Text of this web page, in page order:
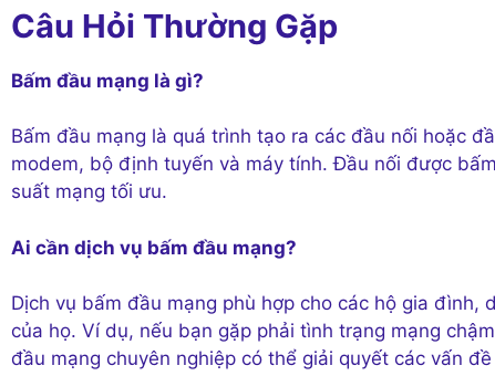
Câu Hỏi Thường Gặp
Bấm đầu mạng là gì?
Bấm đầu mạng là quá trình tạo ra các đầu nối hoặc
modem, bộ định tuyến và máy tính. Đầu nối được
suất mạng tối ưu.
Ai cần dịch vụ bấm đầu mạng?
Dịch vụ bấm đầu mạng phù hợp cho các hộ gia
của họ. Ví dụ, nếu bạn gặp phải tình trạng mạng
đầu mạng chuyên nghiệp có thể giải quyết các vấn đề